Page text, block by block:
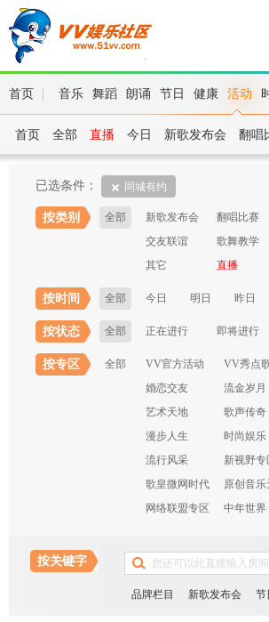
首页 音乐 舞蹈 朗诵 节日 健康 活动
首页 全部 直播 今日 新歌发布会 翻唱
已选条件： 同城有约
按类别 全部 新歌发布会 翻唱比赛
交友联谊
歌舞教学
其它
直播
按时间 全部 今日 明日 昨日
按状态 全部 正在进行 即将进行
按专区 全部 VV官方活动 VV秀点
婚恋交友
流金岁月
艺术天地
歌声传奇
漫步人生
时尚娱乐
流行风采
新视野专
歌皇微网时代
原创音乐
网络联盟专区
中年世界
按关键字
品牌栏目 新歌发布会 节